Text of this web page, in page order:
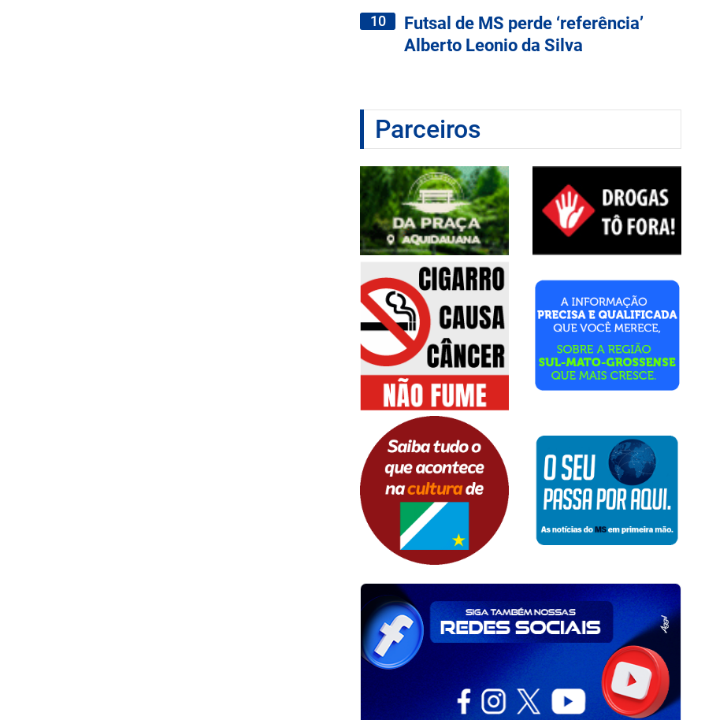
10
Futsal de MS perde ‘referência’
Alberto Leonio da Silva
Parceiros